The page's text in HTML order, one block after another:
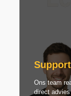
Ons team
direct advies